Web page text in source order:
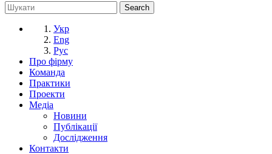
Укр
Eng
Рус
Про фірму
Команда
Практики
Проекти
Медіа
Новини
Публікації
Дослідження
Контакти